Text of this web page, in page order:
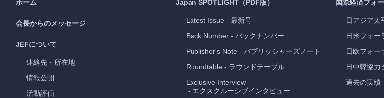
ホーム
会長からのメッセージ
JEFについて
連絡先・所在地
情報公開
活動評価
Japan SPOTLIGHT （PDF版）
Latest Issue - 最新号
Back Number - バックナンバー
Publisher's Note - パブリッシャーズノート
Roundtable - ラウンドテーブル
Exclusive Interview
- エクスクルーシブインタビュー
国際経済フォ
日アジア太
日米フォー
日欧フォー
日中韓協力
過去の実績